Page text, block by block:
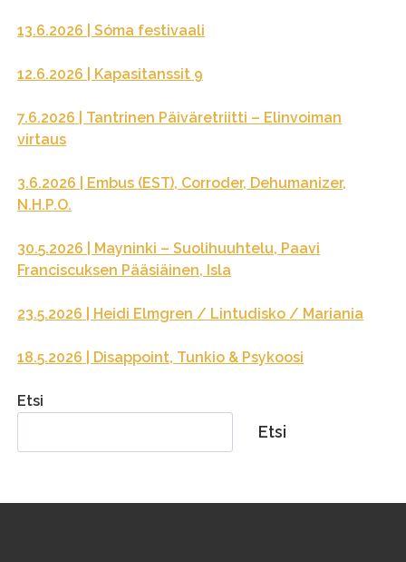
13.6.2026 | Sóma festivaali
12.6.2026 | Kapasitanssit 9
7.6.2026 | Tantrinen Päiväretriitti – Elinvoiman
virtaus
3.6.2026 | Embus (EST), Corroder, Dehumanizer,
N.H.P.O.
30.5.2026 | Mayninki – Suolihuuhtelu, Paavi
Franciscuksen Pääsiäinen, Isla
23.5.2026 | Heidi Elmgren / Lintudisko / Mariania
18.5.2026 | Disappoint, Tunkio & Psykoosi
Etsi
Etsi